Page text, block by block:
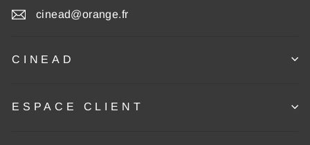
cinead@orange.fr
CINEAD
ESPACE CLIENT